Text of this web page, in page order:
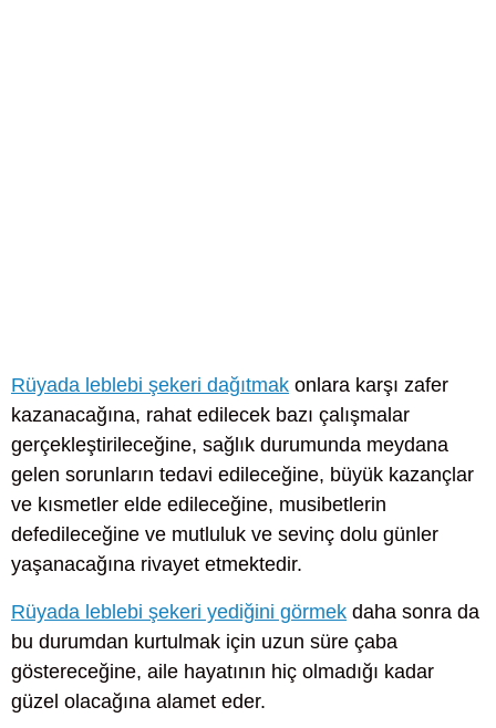
Rüyada leblebi şekeri dağıtmak onlara karşı zafer
kazanacağına, rahat edilecek bazı çalışmalar
gerçekleştirileceğine, sağlık durumunda meydana
gelen sorunların tedavi edileceğine, büyük kazançlar
ve kısmetler elde edileceğine, musibetlerin
defedileceğine ve mutluluk ve sevinç dolu günler
yaşanacağına rivayet etmektedir.
Rüyada leblebi şekeri yediğini görmek daha sonra da
bu durumdan kurtulmak için uzun süre çaba
göstereceğine, aile hayatının hiç olmadığı kadar
güzel olacağına alamet eder.